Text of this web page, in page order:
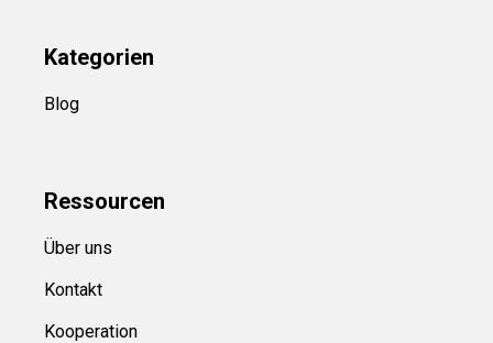
Kategorien
Blog
Ressourcen
Über uns
Kontakt
Kooperation